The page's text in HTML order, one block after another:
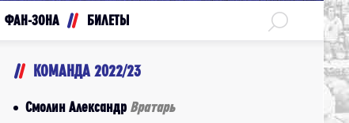
ФАН-ЗОНА БИЛЕТЫ
КОМАНДА 2022/23
Смолин Александр Вратарь